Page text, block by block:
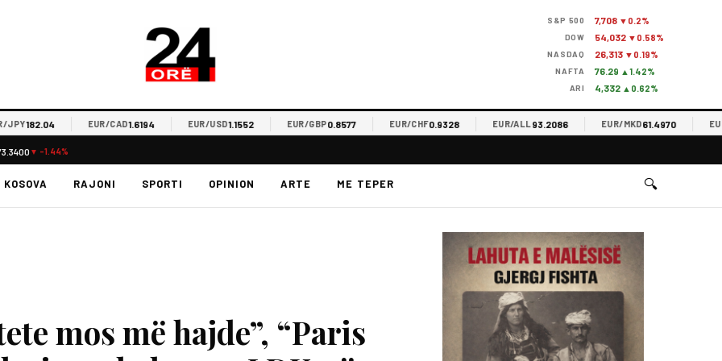
S&P 500 7,708 ▼0.2%
DOW 54,032 ▼0.58%
NASDAQ 26,313 ▼0.19%
NAFTA 76.29 ▲1.42%
ARI 4,332 ▲0.62%
182.04 EUR/CAD1.6194 EUR/USD1.1552 EUR/GBP0.8577 EUR/CHF0.9328 EUR/ALL93.2086 EUR/MKD61.4970 EUR/
▼ -1.44%
KOSOVA RAJONI SPORTI OPINION ARTE ME TEPER 🔍
mos më hajde”, “Paris